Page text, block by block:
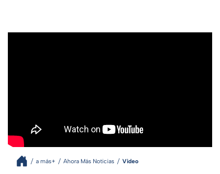
a más+ Ahora Más Noticias Video